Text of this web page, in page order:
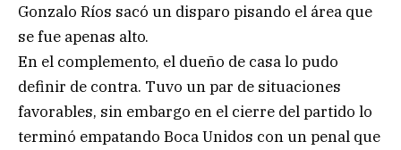
Gonzalo Ríos sacó un disparo pisando el área que
se fue apenas alto.
En el complemento, el dueño de casa lo pudo
definir de contra. Tuvo un par de situaciones
favorables, sin embargo en el cierre del partido lo
terminó empatando Boca Unidos con un penal que